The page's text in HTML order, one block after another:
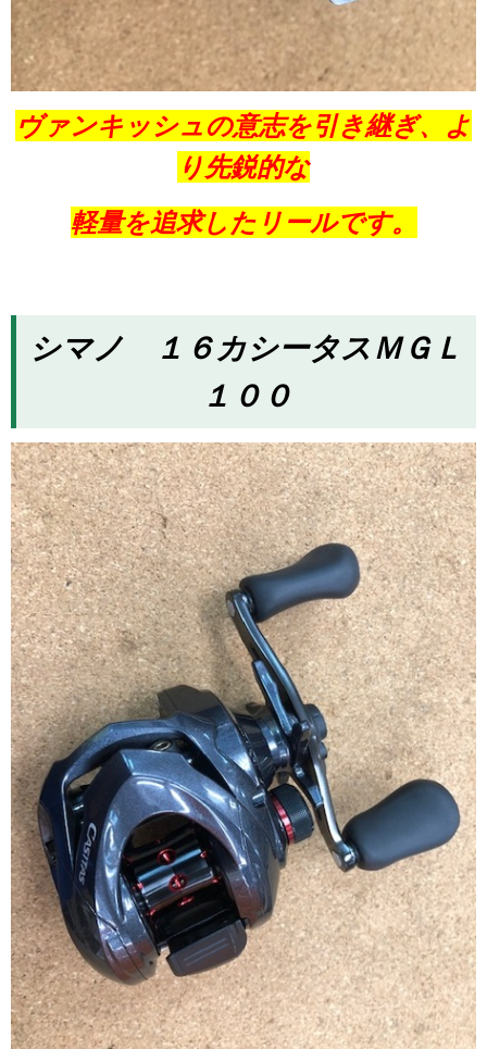
ヴァンキッシュの意志を引き継ぎ、よ
り先鋭的な
軽量を追求したリールです。
シマノ １６カシータスＭＧＬ
１００